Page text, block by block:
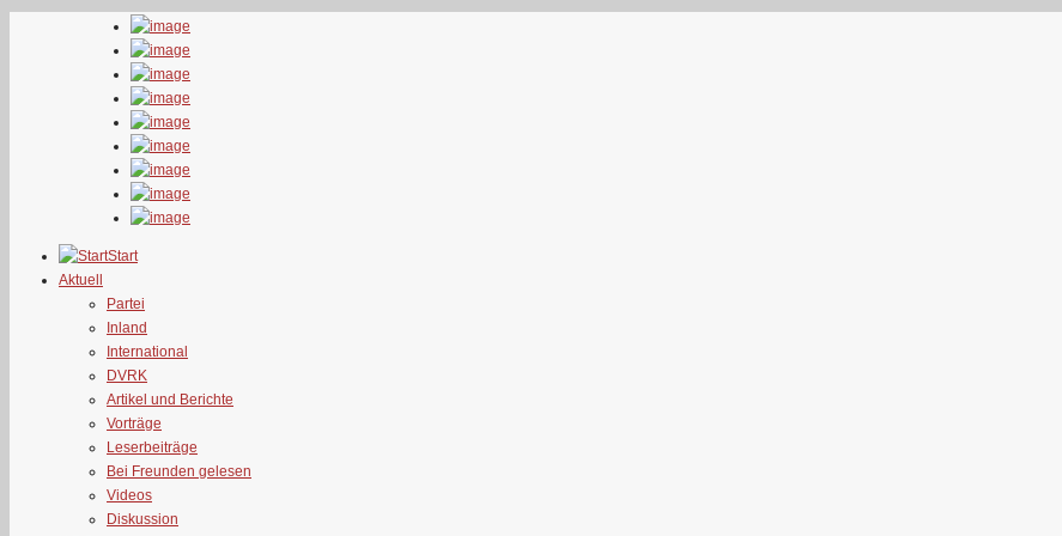
Start
Aktuell
Partei
Inland
International
DVRK
Artikel und Berichte
Vorträge
Leserbeiträge
Bei Freunden gelesen
Videos
Diskussion